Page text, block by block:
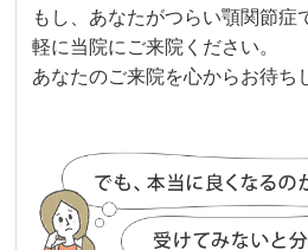
もし、あなたがつらい顎関節症
軽に当院にご来院ください。
あなたのご来院を心からお待ち